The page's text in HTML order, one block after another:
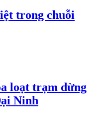
trong chuỗi
loạt trạm dừng
Ninh